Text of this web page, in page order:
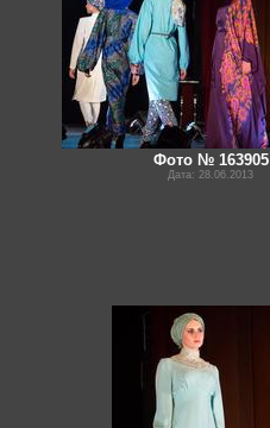
Фото № 163905
Дата: 28.06.2013